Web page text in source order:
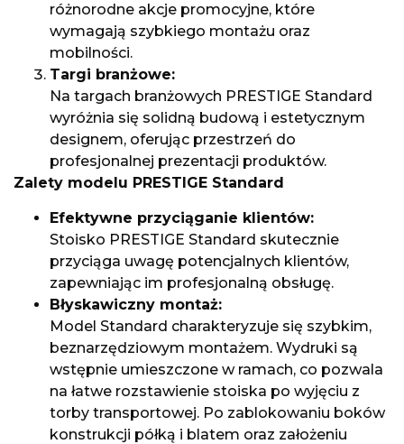
różnorodne akcje promocyjne, które
wymagają szybkiego montażu oraz
mobilności.
Targi branżowe:
Na targach branżowych PRESTIGE Standard
wyróżnia się solidną budową i estetycznym
designem, oferując przestrzeń do
profesjonalnej prezentacji produktów.
Zalety modelu PRESTIGE Standard
Efektywne przyciąganie klientów:
Stoisko PRESTIGE Standard skutecznie
przyciąga uwagę potencjalnych klientów,
zapewniając im profesjonalną obsługę.
Błyskawiczny montaż:
Model Standard charakteryzuje się szybkim,
beznarzędziowym montażem. Wydruki są
wstępnie umieszczone w ramach, co pozwala
na łatwe rozstawienie stoiska po wyjęciu z
torby transportowej. Po zablokowaniu boków
konstrukcji półką i blatem oraz założeniu